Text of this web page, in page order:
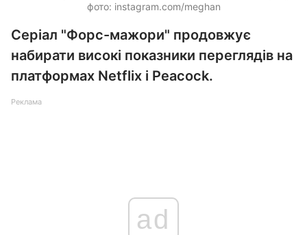
фото: instagram.com/meghan
Серіал "Форс-мажори" продовжує
набирати високі показники переглядів на
платформах Netflix і Peacock.
Реклама
ad